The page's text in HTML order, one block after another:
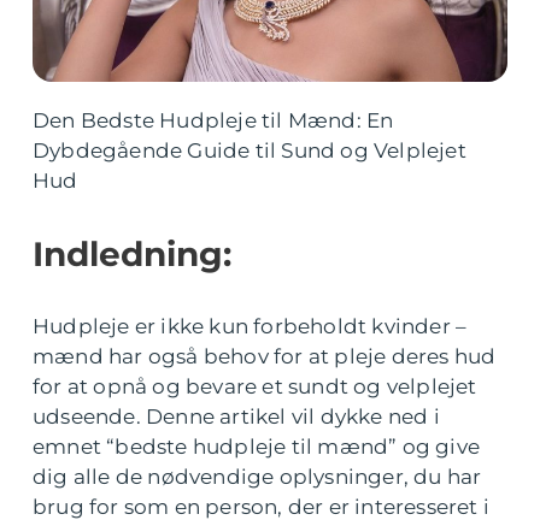
Den Bedste Hudpleje til Mænd: En
Dybdegående Guide til Sund og Velplejet
Hud
Indledning:
Hudpleje er ikke kun forbeholdt kvinder –
mænd har også behov for at pleje deres hud
for at opnå og bevare et sundt og velplejet
udseende. Denne artikel vil dykke ned i
emnet “bedste hudpleje til mænd” og give
dig alle de nødvendige oplysninger, du har
brug for som en person, der er interesseret i